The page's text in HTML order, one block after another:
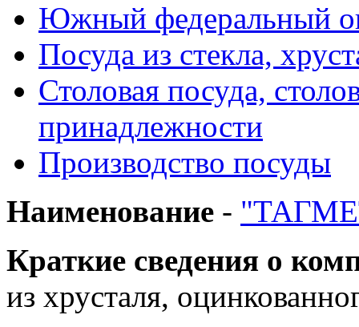
Южный федеральный
Посуда из стекла,
Столовая посуда,
принадлежности
Производство посуды
Наименование -
Краткие сведения о
из хрусталя,